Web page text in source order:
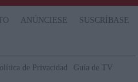
ANÚNCIESE
SUSCRÍBASE
de Privacidad
Guía de TV